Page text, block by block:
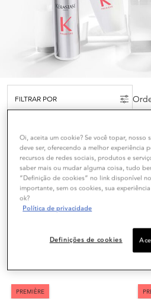
FILTRAR POR
FILTERS MENU
Comparar Produtos
ICÔNICO
PREMIÈRE
Oi, aceita um cookie? Se você topar,
deve ser, oferecendo a melhor experiência
recursos de redes sociais, produtos e
saber mais ou mudar alguma coisa, tudo
“Definição de cookies” no link disponível
importante, sem os cookies, sua
ok?
Política de privacidade
Definições de cookies